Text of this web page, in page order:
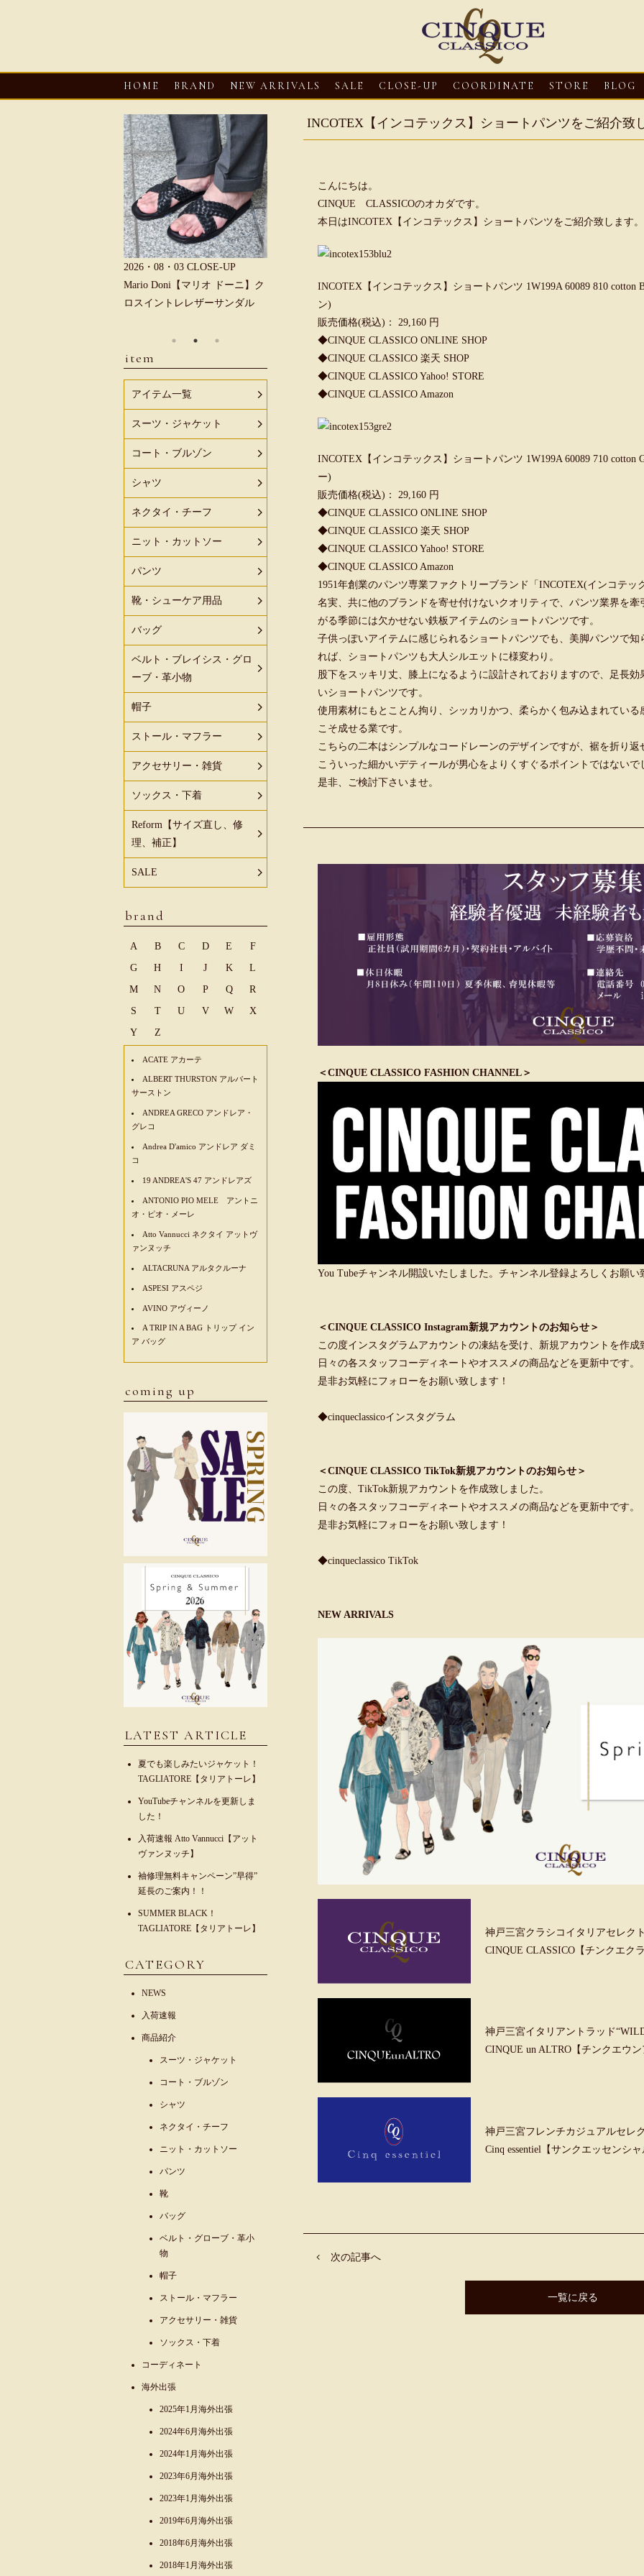
HOME BRAND NEW ARRIVALS SALE CLOSE-UP COORDINATE STORE BLOG
INCOTEX【インコテックス】ショートパンツをご紹介致
こんにちは。
CINQUE CLASSICOのオカダです。
本日はINCOTEX【インコテックス】ショートパンツをご紹介致します。
INCOTEX【インコテックス】ショートパンツ 1W199A 60089 810
ン)
販売価格(税込)： 29,160 円
◆CINQUE CLASSICO ONLINE SHOP
◆CINQUE CLASSICO 楽天 SHOP
◆CINQUE CLASSICO Yahoo! STORE
◆CINQUE CLASSICO Amazon
INCOTEX【インコテックス】ショートパンツ 1W199A 60089 710
ー)
販売価格(税込)： 29,160 円
◆CINQUE CLASSICO ONLINE SHOP
◆CINQUE CLASSICO 楽天 SHOP
◆CINQUE CLASSICO Yahoo! STORE
◆CINQUE CLASSICO Amazon
1951年創業のパンツ専業ファクトリーブランド「INCOTEX(インコテッ
名実、共に他のブランドを寄せ付けないクオリティで、パンツ業界を
がる季節には欠かせない鉄板アイテムのショートパンツです。
子供っぽいアイテムに感じられるショートパンツでも、美脚パンツで
れば、ショートパンツも大人シルエットに様変わり。
股下をスッキリ丈、膝上になるように設計されておりますので、足長
いショートパンツです。
使用素材にもとことん拘り、シッカリかつ、柔らかく包み込まれてい
こそ成せる業です。
こちらの二本はシンプルなコードレーンのデザインですが、裾を折り返
こういった細かいデティールが男心をよりくすぐるポイントではないで
是非、ご検討下さいませ。
＜CINQUE CLASSICO FASHION CHANNEL＞
You Tubeチャンネル開設いたしました。チャンネル登録よろしくお願い
＜CINQUE CLASSICO Instagram新規アカウントのお知らせ＞
この度インスタグラムアカウントの凍結を受け、新規アカウントを作成
日々の各スタッフコーディネートやオススメの商品などを更新中です。
是非お気軽にフォローをお願い致します！
◆cinqueclassicoインスタグラム
＜CINQUE CLASSICO TikTok新規アカウントのお知らせ＞
この度、TikTok新規アカウントを作成致しました。
日々の各スタッフコーディネートやオススメの商品などを更新中です。
是非お気軽にフォローをお願い致します！
◆cinqueclassico TikTok
NEW ARRIVALS
神戸三宮クラシコイタリアセレク
CINQUE CLASSICO【チンクエクラ
神戸三宮イタリアントラッド
CINQUE un ALTRO【チンクエウン
神戸三宮フレンチカジュアルセレ
Cinq essentiel【サンクエッセンシャ
次の記事へ
一覧に戻る
2026・08・03 CLOSE-UP
Mario Doni【マリオ ドーニ】ク
ロスイントレレザーサンダル
Mario Doni【マリオ ドーニ】オ
ープントゥミュール レザーサン
HEREU【へリュー】フィッシ
Mario Doni【マリ
item
アイテム一覧
スーツ・ジャケット
コート・ブルゾン
シャツ
ネクタイ・チーフ
ニット・カットソー
パンツ
靴・シューケア用品
バッグ
ベルト・ブレイシス・グロ
ーブ・革小物
帽子
ストール・マフラー
アクセサリー・雑貨
ソックス・下着
Reform【サイズ直し、修
理、補正】
SALE
brand
A B C D E
F
G
H I J K
L
M
N O P Q
R
S
T U V W
X
Y
Z
ACATE アカーテ
ALBERT THURSTON アルバート
サーストン
ANDREA GRECO アンドレア・
グレコ
Andrea D'amico アンドレア ダミ
コ
19 ANDREA'S 47 アンドレアズ
ANTONIO PIO MELE アントニ
オ・ピオ・メーレ
Atto Vannucci ネクタイ アットヴ
ァンヌッチ
ALTACRUNA アルタクルーナ
ASPESI アスペジ
AVINO アヴィーノ
A TRIP IN A BAG トリップ イン
ア バッグ
coming up
LATEST ARTICLE
夏でも楽しみたいジャケット！
TAGLIATORE【タリアトーレ】
YouTubeチャンネルを更新しま
した！
入荷速報 Atto Vannucci【アット
ヴァンヌッチ】
袖修理無料キャンペーン”早得”
延長のご案内！！
SUMMER BLACK！
TAGLIATORE【タリアトーレ】
CATEGORY
NEWS
入荷速報
商品紹介
スーツ・ジャケット
コート・ブルゾン
シャツ
ネクタイ・チーフ
ニット・カットソー
パンツ
靴
バッグ
ベルト・グローブ・革小
物
帽子
ストール・マフラー
アクセサリー・雑貨
ソックス・下着
コーディネート
海外出張
2025年1月海外出張
2024年6月海外出張
2024年1月海外出張
2023年6月海外出張
2023年1月海外出張
2019年6月海外出張
2018年6月海外出張
2018年1月海外出張